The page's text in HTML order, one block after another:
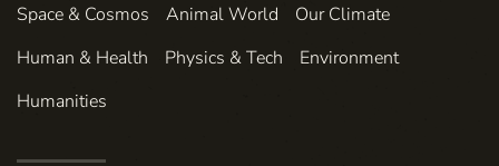
Space & Cosmos Animal World
Our Climate
Human & Health
Physics & Tech
Environment
Humanities